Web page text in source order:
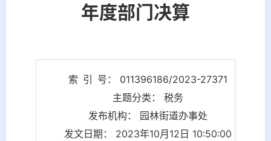
年度部门决算
索 引 号： 011396186/2023-27371
主题分类： 税务
发布机构： 园林街道办事处
发文日期： 2023年10月12日 10:50:00